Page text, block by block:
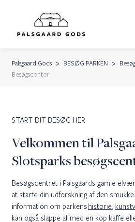
Palsgaard Gods BESØG PARKEN
Besøgscenter
START DIT BESØG HER
Velkommen til
Slotsparks
Besøgscentret i Palsgaards gamle
at starte din udforskning af den
information om parkens historie,
kan også slappe af med en kop kaffe